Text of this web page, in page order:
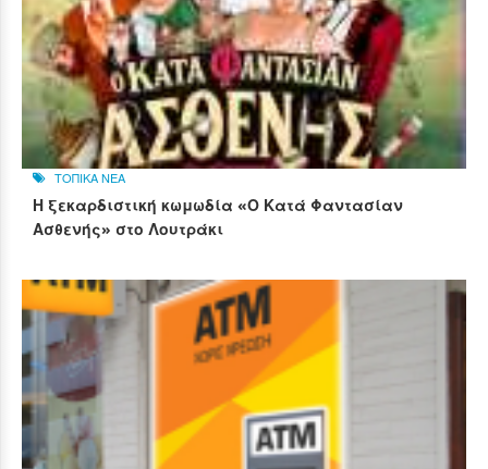
ΤΟΠΙΚΑ ΝΕΑ
Η ξεκαρδιστική κωμωδία «Ο Κατά Φαντασίαν
Ασθενής» στο Λουτράκι